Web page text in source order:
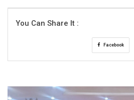
You Can Share It :
Facebook